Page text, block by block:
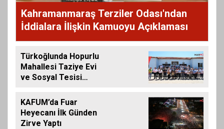
Kahramanmaraş Terziler Odası'ndan
İddialara İlişkin Kamuoyu Açıklaması
Türkoğlunda Hopurlu
Mahallesi Taziye Evi
ve Sosyal Tesisi
KAFUM’da Fuar
Heyecanı İlk Günden
Zirve Yaptı